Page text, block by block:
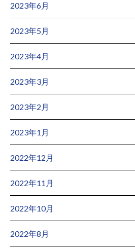
2023年6月
2023年5月
2023年4月
2023年3月
2023年2月
2023年1月
2022年12月
2022年11月
2022年10月
2022年8月